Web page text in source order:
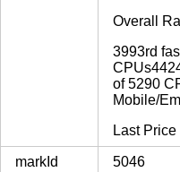
Overall
3993rd
of 5290
Mobile/
Last
markId 5046